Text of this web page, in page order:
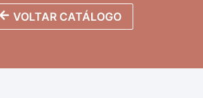
VOLTAR CATÁLOGO